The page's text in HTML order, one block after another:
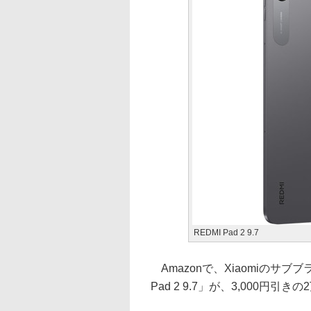
REDMI Pad 2 9.7
Amazonで、Xiaomiのサブブ
Pad 2 9.7」が、3,000円引きの